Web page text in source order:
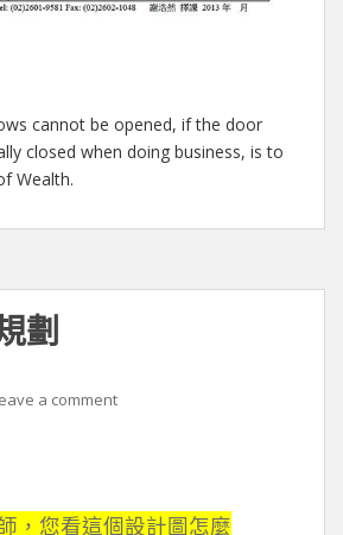
cannot be opened, if the door
closed when doing business, is to
Wealth.
劃
a comment
，您看這個設計圖怎麼